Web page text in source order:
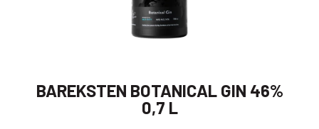
BAREKSTEN BOTANICAL GIN 46%
0,7 L